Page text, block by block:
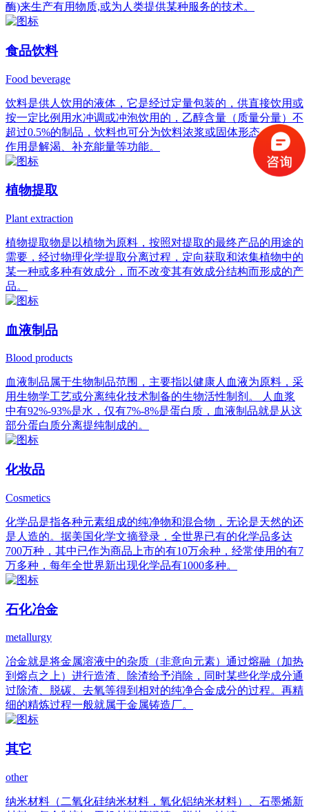
酶)来生产有用物质,或为人类提供某种服务的技术。
食品饮料
Food beverage
饮料是供人饮用的液体，它是经过定量包装的，供直接饮用或
按一定比例用水冲调或冲泡饮用的，乙醇含量（质量分量）不
超过0.5%的制品，饮料也可分为饮料浓浆或固体形态，它的
作用是解渴、补充能量等功能。
植物提取
Plant extraction
植物提取物是以植物为原料，按照对提取的最终产品的用途的
需要，经过物理化学提取分离过程，定向获取和浓集植物中的
某一种或多种有效成分，而不改变其有效成分结构而形成的产
品。
血液制品
Blood products
血液制品属于生物制品范围，主要指以健康人血液为原料，采
用生物学工艺或分离纯化技术制备的生物活性制剂。 人血浆
中有92%-93%是水，仅有7%-8%是蛋白质，血液制品就是从这
部分蛋白质分离提纯制成的。
化妆品
Cosmetics
化学品是指各种元素组成的纯净物和混合物，无论是天然的还
是人造的。据美国化学文摘登录，全世界已有的化学品多达
700万种，其中已作为商品上市的有10万余种，经常使用的有7
万多种，每年全世界新出现化学品有1000多种。
石化冶金
metallurgy
冶金就是将金属溶液中的杂质（非意向元素）通过熔融（加热
到熔点之上）进行造渣、除渣给予消除，同时某些化学成分通
过除渣、脱碳、去氧等得到相对的纯净合金成分的过程。再精
细的精炼过程一般就属于金属铸造厂。
其它
other
纳米材料（二氧化硅纳米材料，氧化铝纳米材料）、石墨烯新